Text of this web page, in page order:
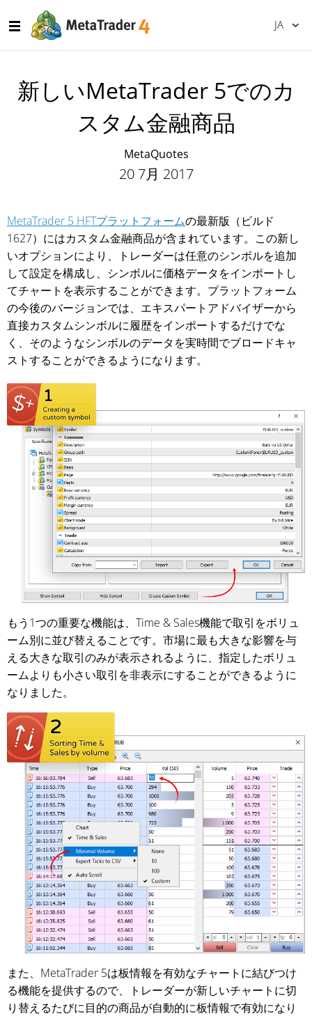
JA
新しいMetaTrader 5でのカ
スタム金融商品
MetaQuotes
20 7月 2017
MetaTrader 5 HFTプラットフォームの最新版（ビルド
1627）にはカスタム金融商品が含まれています。この新し
いオプションにより、トレーダーは任意のシンボルを追加
して設定を構成し、シンボルに価格データをインポートし
てチャートを表示することができます。プラットフォーム
の今後のバージョンでは、エキスパートアドバイザーから
直接カスタムシンボルに履歴をインポートするだけでな
く、そのようなシンボルのデータを実時間でブロードキャ
ストすることができるようになります。
もう1つの重要な機能は、Time & Sales機能で取引をボリュ
ーム別に並び替えることです。市場に最も大きな影響を与
える大きな取引のみが表示されるように、指定したボリュ
ームよりも小さい取引を非表示にすることができるように
なりました。
また、MetaTrader 5は板情報を有効なチャートに結びつけ
る機能を提供するので、トレーダーが新しいチャートに切
り替えるたびに目的の商品が自動的に板情報で有効になり